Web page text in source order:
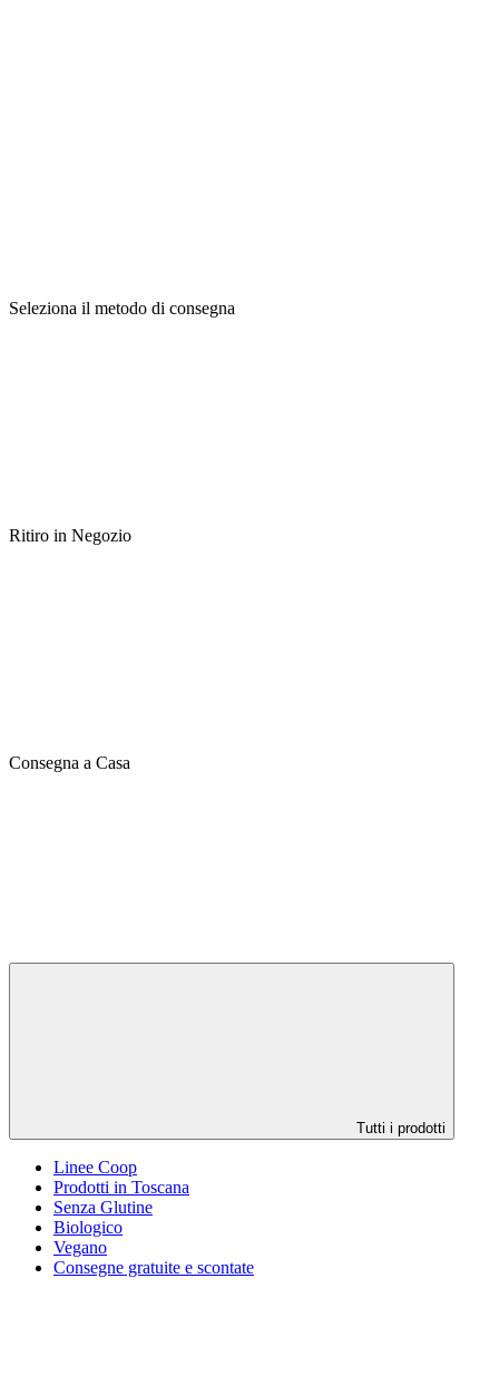
Seleziona il metodo di consegna
Ritiro in Negozio
Consegna a Casa
Tutti i prodotti
Linee Coop
Prodotti in Toscana
Senza Glutine
Biologico
Vegano
Consegne gratuite e scontate